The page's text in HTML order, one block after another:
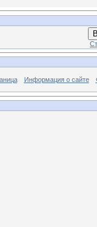
Информация о сайте